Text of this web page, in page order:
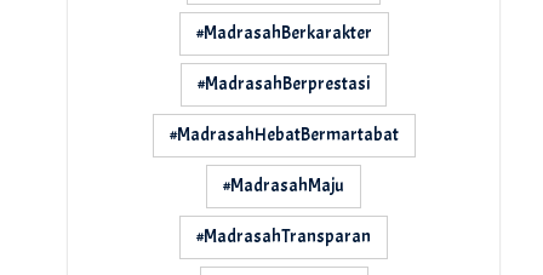
#MadrasahBerkarakter
#MadrasahBerprestasi
#MadrasahHebatBermartabat
#MadrasahMaju
#MadrasahTransparan